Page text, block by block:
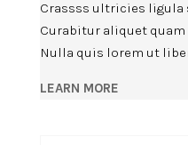
Crassss ultricies ligula
Curabitur aliquet
Nulla quis lorem ut
LEARN MORE